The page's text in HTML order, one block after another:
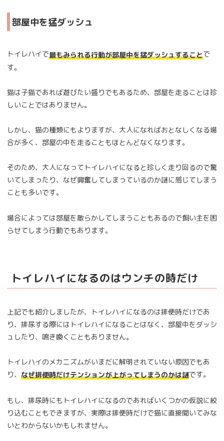
部屋中を猛ダッシュ
トイレハイで最もみられる行動が部屋中を猛ダッシュすることで
す。
猫は子猫であれば遊びたい盛りでもあるため、部屋を走ることは珍
しいことではありません。
しかし、猫の種類にもよりますが、大人になればおとなしくなる場
合が多く、部屋の中を走ることもほとんどなくなります。
そのため、大人になってトイレハイになると珍しく走り回るので驚
いてしまったり、なぜ興奮してしまっているのか謎に感じてしまう
ことも多いです。
場合によっては部屋を散らかしてしまうこともあるので飼い主を困
らせてしまう行動でもあります。
トイレハイになるのはウンチの時だけ
上記でも紹介しましたが、トイレハイになるのは排便時だけであ
り、排尿する際にはトイレハイになることはなく、部屋中をダッシ
ュしたり、鳴き喚くこともありません。
トイレハイのメカニズムがいまだに解明されていない原因でもあ
り、 なぜ排便時だけテンションが上がってしまうのかは謎です。
もし、排尿時にもトイレハイになるのであればいくつかの仮説に絞
り込むこともできますが、実際は排便時だけで猫に直接聞いてみな
いとわからないかもしれません。